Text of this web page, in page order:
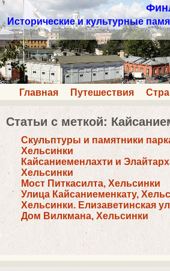
Исторические и культурные
Главная Путешествия
Статьи с меткой:
Скульптуры и памятники
Хельсинки
Кайсаниеменлахти и
Хельсинки
Мост Питкасилта, Хельсинки
Улица Кайсаниеменкату,
Хельсинки. Елизаветинская
Дом Вилкмана, Хельсинки